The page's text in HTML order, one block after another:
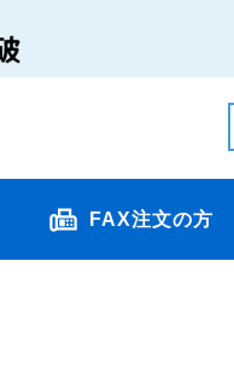
FAX注文の方